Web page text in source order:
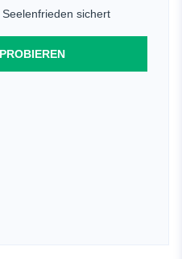
sichert